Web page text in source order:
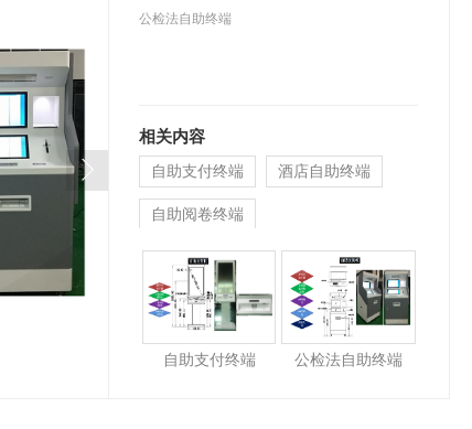
公检法自助终端
相关内容
自助支付终端 酒店自助终端
自助阅卷终端
自助支付终端 公检法自助终端